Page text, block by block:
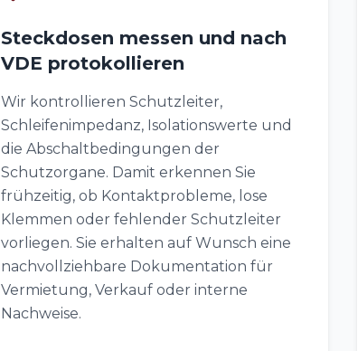
Steckdosen messen und nach
VDE protokollieren
Wir kontrollieren Schutzleiter,
Schleifenimpedanz, Isolationswerte und
die Abschaltbedingungen der
Schutzorgane. Damit erkennen Sie
frühzeitig, ob Kontaktprobleme, lose
Klemmen oder fehlender Schutzleiter
vorliegen. Sie erhalten auf Wunsch eine
nachvollziehbare Dokumentation für
Vermietung, Verkauf oder interne
Nachweise.